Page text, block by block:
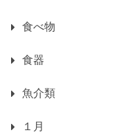
食べ物
食器
魚介類
１月